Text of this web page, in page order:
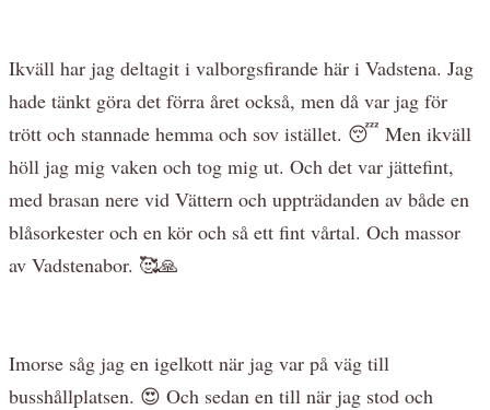
Ikväll har jag deltagit i valborgsfirande här i Vadstena. Jag
hade tänkt göra det förra året också, men då var jag för
trött och stannade hemma och sov istället. 😴 Men ikväll
höll jag mig vaken och tog mig ut. Och det var jättefint,
med brasan nere vid Vättern och uppträdanden av både en
blåsorkester och en kör och så ett fint vårtal. Och massor
av Vadstenabor. 🥰🙏
Imorse såg jag en igelkott när jag var på väg till
busshållplatsen. 😍 Och sedan en till när jag stod och